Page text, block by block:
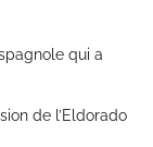
qui a
de l’Eldorado